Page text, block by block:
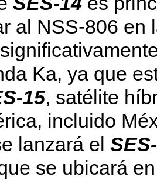
al NSS-806 en
Ka, ya que
15, satélite
incluido
lanzará el
se ubicará